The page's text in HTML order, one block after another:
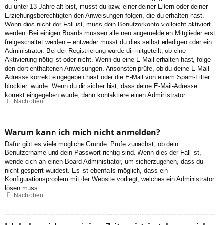
du unter 13 Jahre alt bist, musst du bzw. einer deiner Eltern oder deiner
Erziehungsberechtigten den Anweisungen folgen, die du erhalten hast.
Wenn dies nicht der Fall ist, muss dein Benutzerkonto vielleicht aktiviert
werden. Bei einigen Boards müssen alle neu angemeldeten Mitglieder erst
freigeschaltet werden – entweder musst du dies selbst erledigen oder ein
Administrator. Bei der Registrierung wurde dir mitgeteilt, ob eine
Aktivierung nötig ist oder nicht. Wenn du eine E-Mail erhalten hast, folge
den dort enthaltenen Anweisungen. Ansonsten prüfe, ob du deine E-Mail-
Adresse korrekt eingegeben hast oder die E-Mail von einem Spam-Filter
blockiert wurde. Wenn du dir sicher bist, dass deine E-Mail-Adresse
korrekt eingegeben wurde, dann kontaktiere einen Administrator.
Nach oben
Warum kann ich mich nicht anmelden?
Dafür gibt es viele mögliche Gründe. Prüfe zunächst, ob dein
Benutzername und dein Passwort richtig sind. Wenn dies der Fall ist,
wende dich an einen Board-Administrator, um sicherzugehen, dass du
nicht gesperrt wurdest. Es ist ebenfalls möglich, dass ein
Konfigurationsproblem mit der Website vorliegt, welches ein Administrator
lösen muss.
Nach oben